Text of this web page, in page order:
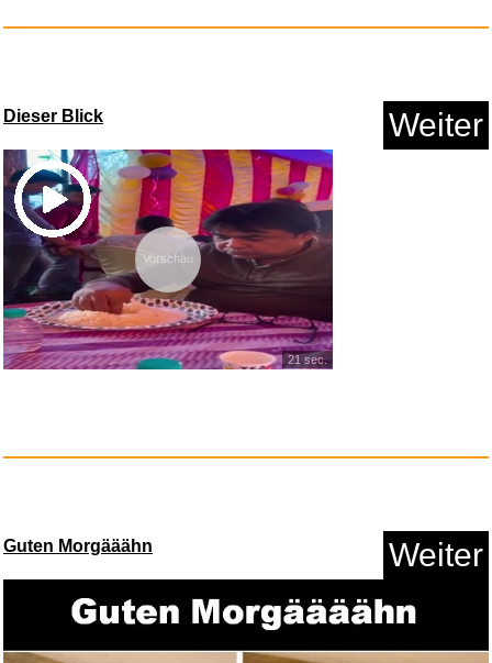
Night is Calling [Explicit]...
OASE ORGANIX Daily Granulate
1...
Dieser Blick Weiter
Vorschau
21 sec.
Guten Morgääähn Weiter